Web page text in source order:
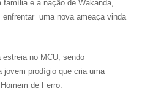
família e a nação de Wakanda,
uma nova ameaça vinda
no MCU, sendo
jovem prodígio que cria uma
de Ferro.